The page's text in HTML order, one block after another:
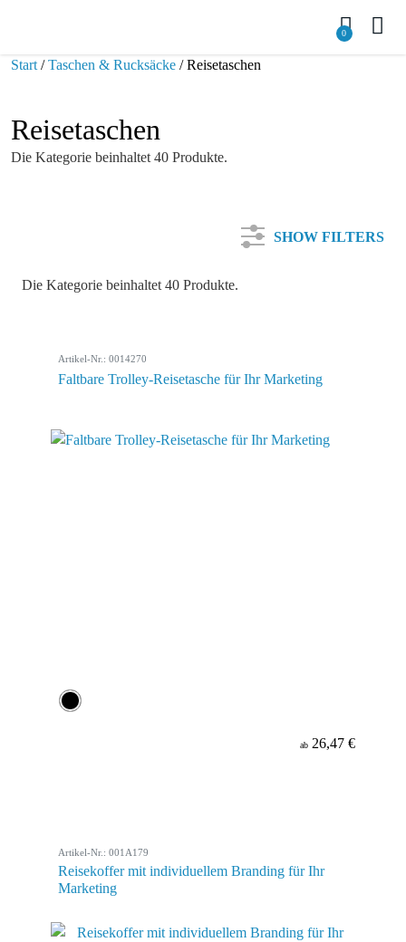
0
Start /Taschen & Rucksäcke / Reisetaschen
Reisetaschen
Die Kategorie beinhaltet 40 Produkte.
SHOW FILTERS
Farbe
Die Kategorie beinhaltet 40 Produkte.
Artikel-Nr.: 0014270
Faltbare Trolley-Reisetasche für Ihr Marketing
ab 26,47 €
Artikel-Nr.: 001A179
Reisekoffer mit individuellem Branding für Ihr
Marketing